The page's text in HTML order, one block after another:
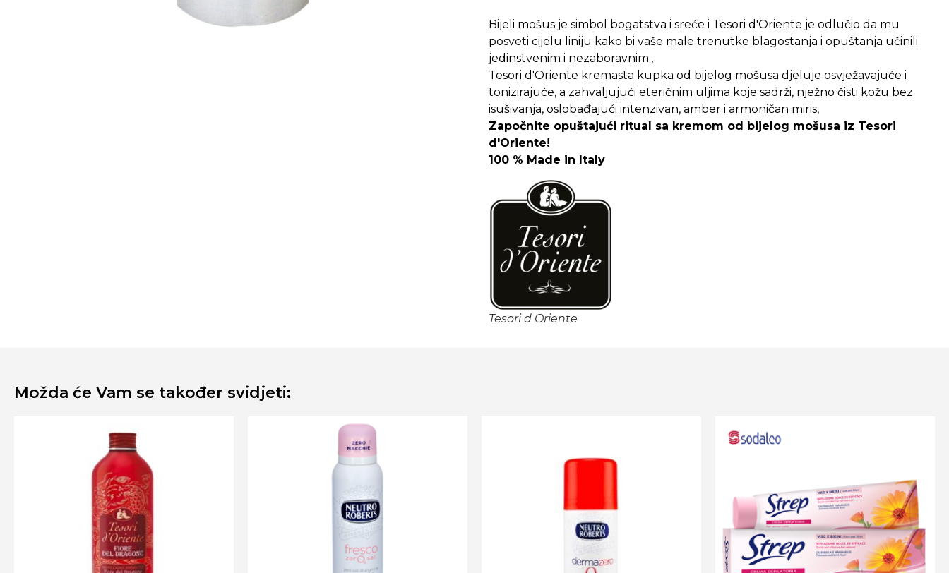
Bijeli mošus je simbol bogatstva i sreće i Tesori d'Oriente je odlučio da mu
posveti cijelu liniju kako bi vaše male trenutke blagostanja i opuštanja učinili
jedinstvenim i nezaboravnim.,
Tesori d'Oriente kremasta kupka od bijelog mošusa djeluje osvježavajuće i
tonizirajuće, a zahvaljujući eteričnim uljima koje sadrži, nježno čisti kožu bez
isušivanja, oslobađajući intenzivan, amber i armoničan miris,
Započnite opuštajući ritual sa kremom od bijelog mošusa iz Tesori
d'Oriente!
100 % Made in Italy
Tesori d Oriente
Možda će Vam se također svidjeti: